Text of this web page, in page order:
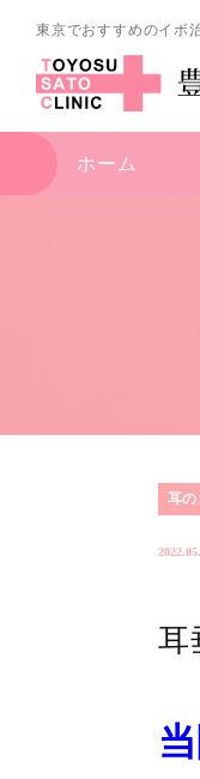
東京でおすすめのイボ
ホーム
耳の
耳